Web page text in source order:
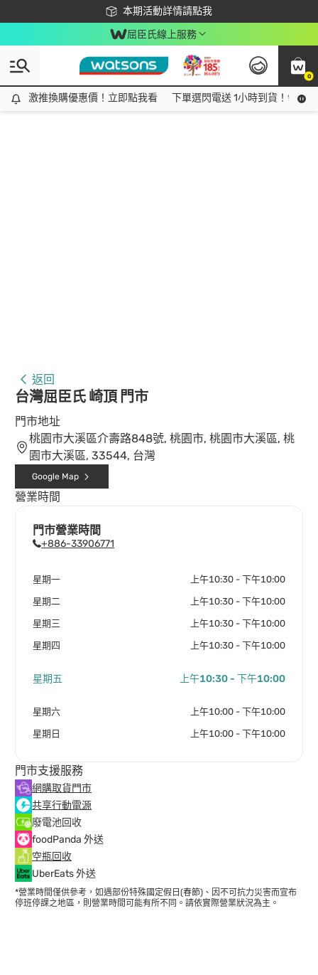
本期活動詳情請點我
下載app最高回饋$350
屈臣氏線上服務
0
激推換購優惠價！立即點我看
激推換購優惠價！立即點我看 下單選閃電送 1小時到貨！領神
返回
台灣屈臣氏 崎頂 門市
門市地址
桃園市大溪區介壽路848號, 桃園市, 桃園市大溪區, 桃
園市大溪區, 33544, 台灣
Google Map
營業時間
門市營業時間
+886-33906771
星期一 上午10:30 - 下午10:00
星期二 上午10:30 - 下午10:00
星期三 上午10:30 - 下午10:00
星期四 上午10:30 - 下午10:00
星期五 上午10:30 - 下午10:00
星期六 上午10:00 - 下午10:00
星期日 上午10:00 - 下午10:00
門市支援服務
網購取貨門市
共享行動電源
廢電池回收
foodPanda 外送
空瓶回收
UberEats 外送
*營業時間僅供參考，如遇部份特殊國定假日(春節)、因不可抗力災害而宣布
停班停課之地區，則營業時間可能有所不同。請依實際營業狀況為主。